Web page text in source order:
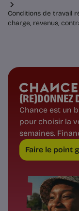
Conditions de travail
charge, revenus,
(RE)DONNEZ
Chance est un
pour choisir la
semaines.
Faire le point